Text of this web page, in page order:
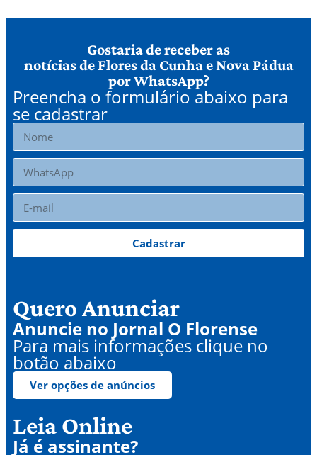
Gostaria de receber as
notícias de Flores da Cunha e Nova Pádua
por WhatsApp?
Preencha o formulário abaixo para
se cadastrar
Cadastrar
Quero Anunciar
Anuncie no Jornal O Florense
Para mais informações clique no
botão abaixo
Ver opções de anúncios
Leia Online
Já é assinante?